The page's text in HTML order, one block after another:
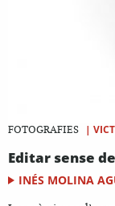
FOTOGRAFIES |
Editar sense
INÉS MOLINA